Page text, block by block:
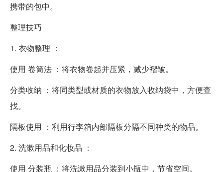
携带的包中。
整理技巧
1. 衣物整理 ：
使用 卷筒法 ：将衣物卷起并压紧，减少褶皱。
分类收纳 ：将同类型或材质的衣物放入收纳袋中，方便查
找。
隔板使用 ：利用行李箱内部隔板分隔不同种类的物品。
2. 洗漱用品和化妆品 ：
使用 分装瓶 ：将洗漱用品分装到小瓶中，节省空间。